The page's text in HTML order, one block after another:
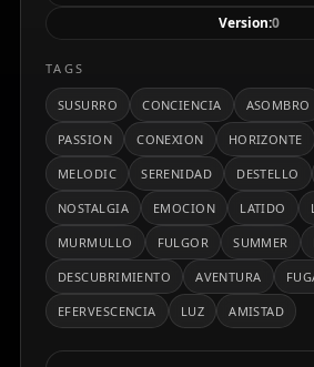
Version:0
TAGS
SUSURRO CONCIENCIA ASOMBRO
PASSION CONEXION HORIZONTE
MELODIC SERENIDAD DESTELLO
NOSTALGIA EMOCION LATIDO
MURMULLO FULGOR SUMMER
DESCUBRIMIENTO AVENTURA
EFERVESCENCIA LUZ AMISTAD